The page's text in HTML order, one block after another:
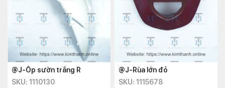
@J-Ốp sườn trắng R
SKU: 1110130
@J-Rùa lớn đỏ
SKU: 1115678